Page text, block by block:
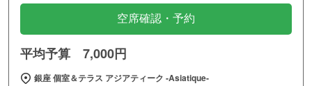
空席確認・予約
平均予算 7,000円
銀座 個室＆テラス アジアティーク ‐Asiatique‐